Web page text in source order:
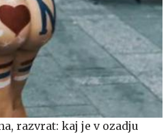
razvrat: kaj je v ozadju